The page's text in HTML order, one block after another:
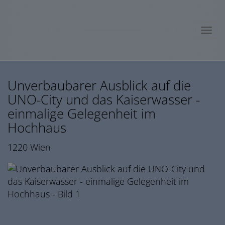
Unverbaubarer Ausblick auf die
UNO-City und das Kaiserwasser -
einmalige Gelegenheit im
Hochhaus
1220 Wien